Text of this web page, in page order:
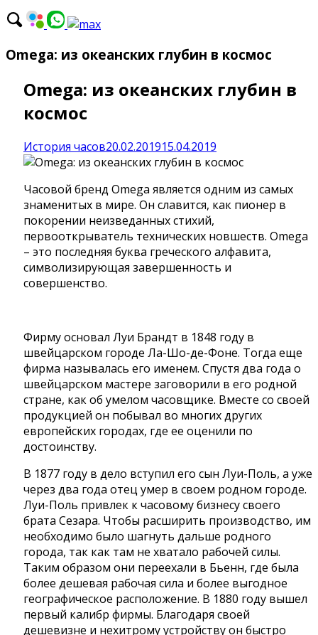
Omega: из океанских глубин в космос
Omega: из океанских глубин в
космос
Categories:
История часовPosted
on
20.02.201915.04.2019
Часовой бренд Omega является одним из самых
знаменитых в мире. Он славится, как пионер в
покорении неизведанных стихий,
первооткрыватель технических новшеств. Omega
– это последняя буква греческого алфавита,
символизирующая завершенность и
совершенство.
Фирму основал Луи Брандт в 1848 году в
швейцарском городе Ла-Шо-де-Фоне. Тогда еще
фирма называлась его именем. Спустя два года о
швейцарском мастере заговорили в его родной
стране, как об умелом часовщике. Вместе со своей
продукцией он побывал во многих других
европейских городах, где ее оценили по
достоинству.
В 1877 году в дело вступил его сын Луи-Поль, а уже
через два года отец умер в своем родном городе.
Луи-Поль привлек к часовому бизнесу своего
брата Сезара. Чтобы расширить производство, им
необходимо было шагнуть дальше родного
города, так как там не хватало рабочей силы.
Таким образом они переехали в Бьенн, где была
более дешевая рабочая сила и более выгодное
географическое расположение. В 1880 году вышел
первый калибр фирмы. Благодаря своей
дешевизне и нехитрому устройству он быстро